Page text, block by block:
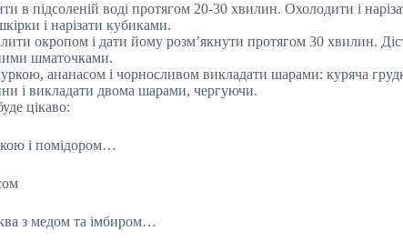
в підсоленій воді протягом 20-30 хвилин. Охолодити і
і нарізати кубиками.
окропом і дати йому розм’якнути протягом 30 хвилин.
шматочками.
ананасом і чорносливом викладати шарами: куряча
і викладати двома шарами, чергуючи.
цікаво:
і помідором…
з медом та імбиром…